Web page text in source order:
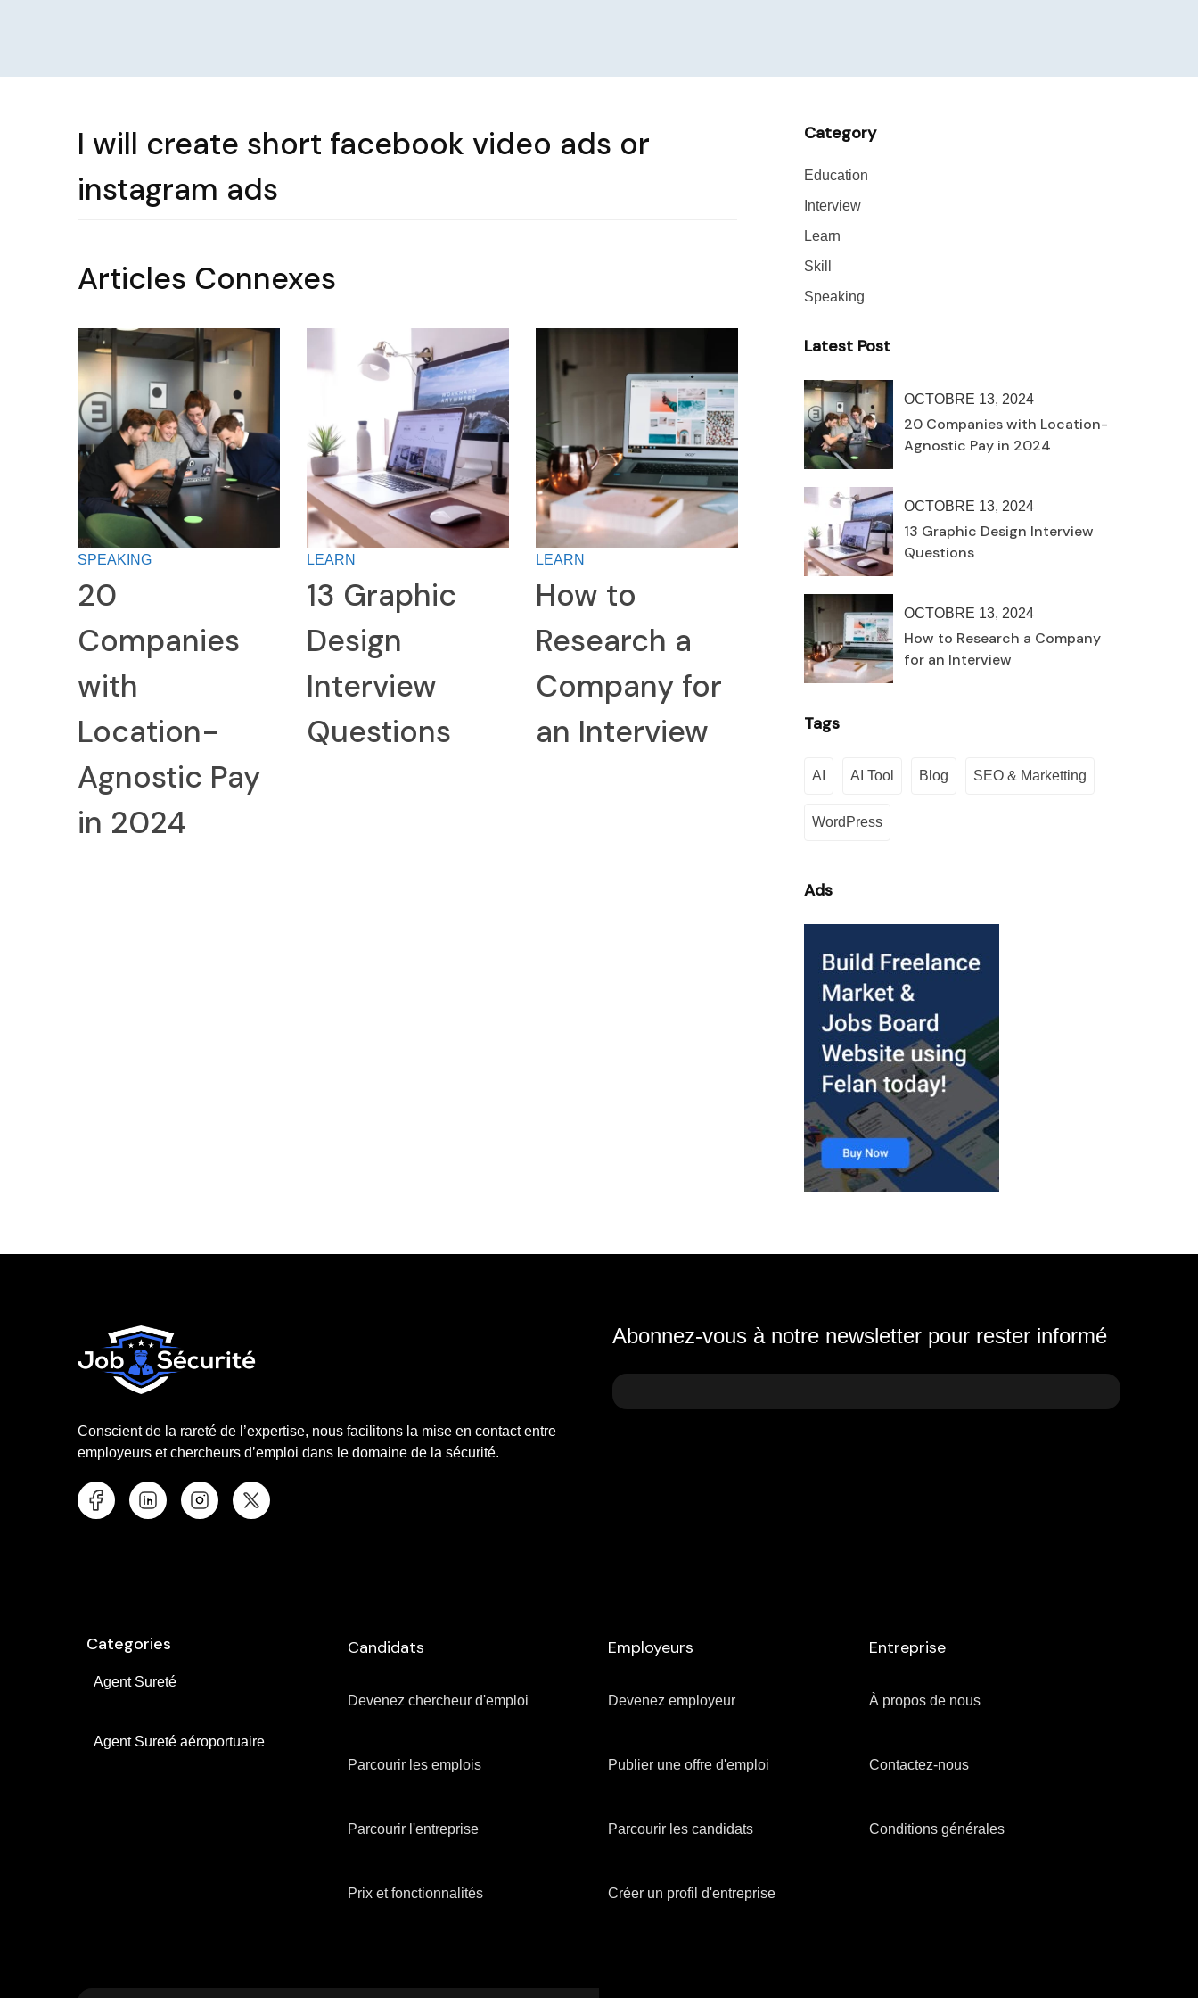
I will create short facebook video ads or
instagram ads
Articles Connexes
SPEAKING
20
Companies
with
Location-
Agnostic Pay
in 2024
LEARN
13 Graphic
Design
Interview
Questions
LEARN
How to
Research a
Company for
an Interview
Category
Education
Interview
Learn
Skill
Speaking
Latest Post
OCTOBRE 13, 2024
20 Companies with Location-
Agnostic Pay in 2024
OCTOBRE 13, 2024
13 Graphic Design Interview
Questions
OCTOBRE 13, 2024
How to Research a Company
for an Interview
Tags
AI AI Tool Blog SEO & Marketting
WordPress
Ads
Conscient de la rareté de l’expertise, nous facilitons la mise en contact entre
employeurs et chercheurs d’emploi dans le domaine de la sécurité.
Abonnez-vous à notre newsletter pour rester informé
Categories
Agent Sureté
Agent Sureté aéroportuaire
Candidats
Devenez chercheur d'emploi
Parcourir les emplois
Parcourir l'entreprise
Prix ​​et fonctionnalités
Employeurs
Devenez employeur
Publier une offre d'emploi
Parcourir les candidats
Créer un profil d'entreprise
Entreprise
À propos de nous
Contactez-nous
Conditions générales